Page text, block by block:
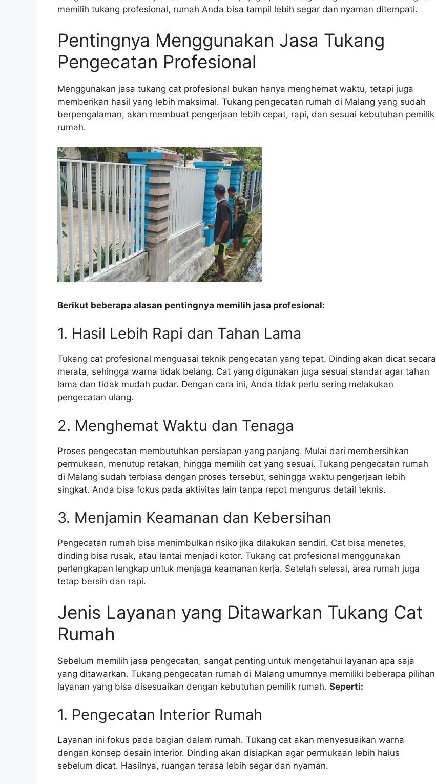
memilih tukang profesional, rumah Anda bisa tampil lebih segar dan nyaman ditempati.
Pentingnya Menggunakan Jasa Tukang
Pengecatan Profesional
Menggunakan jasa tukang cat profesional bukan hanya menghemat waktu, tetapi juga
memberikan hasil yang lebih maksimal. Tukang pengecatan rumah di Malang yang sudah
berpengalaman, akan membuat pengerjaan lebih cepat, rapi, dan sesuai kebutuhan pemilik
rumah.
Berikut beberapa alasan pentingnya memilih jasa profesional:
1. Hasil Lebih Rapi dan Tahan Lama
Tukang cat profesional menguasai teknik pengecatan yang tepat. Dinding akan dicat secara
merata, sehingga warna tidak belang. Cat yang digunakan juga sesuai standar agar tahan
lama dan tidak mudah pudar. Dengan cara ini, Anda tidak perlu sering melakukan
pengecatan ulang.
2. Menghemat Waktu dan Tenaga
Proses pengecatan membutuhkan persiapan yang panjang. Mulai dari membersihkan
permukaan, menutup retakan, hingga memilih cat yang sesuai. Tukang pengecatan rumah
di Malang sudah terbiasa dengan proses tersebut, sehingga waktu pengerjaan lebih
singkat. Anda bisa fokus pada aktivitas lain tanpa repot mengurus detail teknis.
3. Menjamin Keamanan dan Kebersihan
Pengecatan rumah bisa menimbulkan risiko jika dilakukan sendiri. Cat bisa menetes,
dinding bisa rusak, atau lantai menjadi kotor. Tukang cat profesional menggunakan
perlengkapan lengkap untuk menjaga keamanan kerja. Setelah selesai, area rumah juga
tetap bersih dan rapi.
Jenis Layanan yang Ditawarkan Tukang Cat
Rumah
Sebelum memilih jasa pengecatan, sangat penting untuk mengetahui layanan apa saja
yang ditawarkan. Tukang pengecatan rumah di Malang umumnya memiliki beberapa pilihan
layanan yang bisa disesuaikan dengan kebutuhan pemilik rumah. Seperti:
1. Pengecatan Interior Rumah
Layanan ini fokus pada bagian dalam rumah. Tukang cat akan menyesuaikan warna
dengan konsep desain interior. Dinding akan disiapkan agar permukaan lebih halus
sebelum dicat. Hasilnya, ruangan terasa lebih segar dan nyaman.